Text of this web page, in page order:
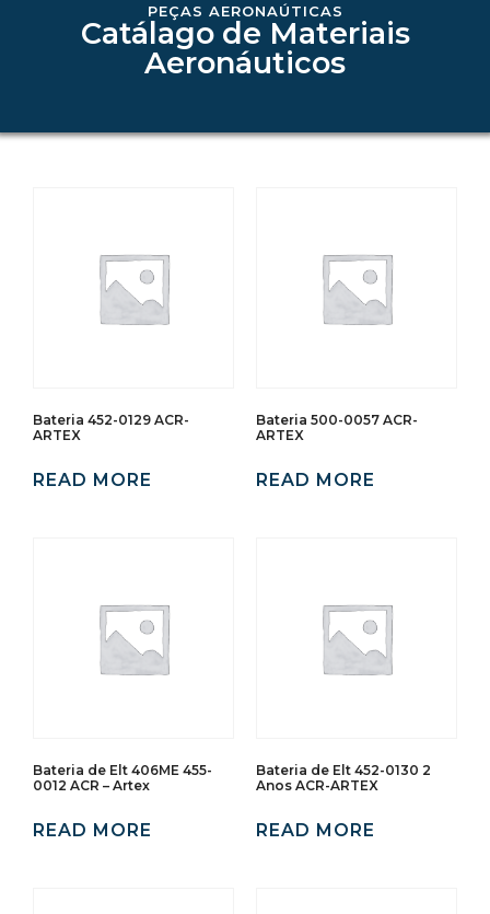
PEÇAS AERONAÚTICAS
Catálago de Materiais
Aeronáuticos
Bateria 452-0129 ACR-
ARTEX
READ MORE
Bateria 500-0057 ACR-
ARTEX
READ MORE
Bateria de Elt 406ME 455-
0012 ACR – Artex
READ MORE
Bateria de Elt 452-0130 2
Anos ACR-ARTEX
READ MORE